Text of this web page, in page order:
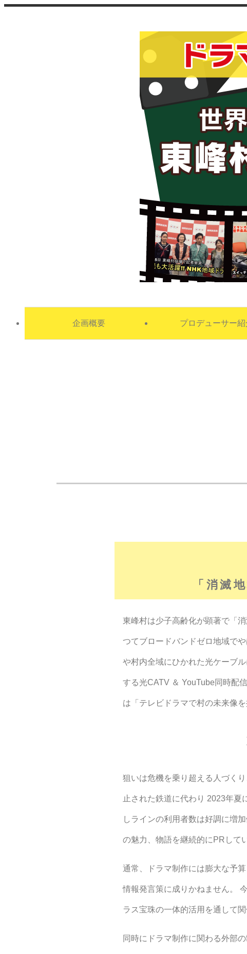
企画概要 プロデューサー紹
「消滅
東峰村は少子高齢化が顕著で「
つてブロードバンドゼロ地域で
や村内全域にひかれた光ケーブ
する光CATV ＆ YouTube同時配
は「テレビドラマで村の未来像
狙いは危機を乗り超える人づく
止された鉄道に代わり 2023年夏
しラインの利用者数は好調に増
の魅力、物語を継続的にPRして
通常、ドラマ制作には膨大な予
情報発言策に成りかねません。
ラス宝珠の一体的活用を通して
同時にドラマ制作に関わる外部